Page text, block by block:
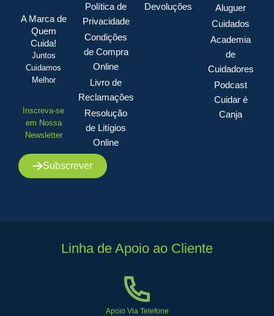
A Marca de
Quem
Cuida!
Juntos
Cuidamos
Melhor
Inscreva-se
em Nossa
Newsletter
Subscrever
Política de
Privacidade
Condições
de Compra
Online
Livro de
Reclamações
Resolução
de Litígios
Online
Devoluções
Aluguer
Cuidados
Academia
de
Cuidadores
Podcast
Cuidar é
Canja
Linha de Apoio ao Cliente
Apoio Via Telefone